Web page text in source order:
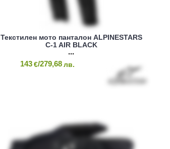
Текстилен мото панталон ALPINESTARS
C-1 AIR BLACK
143 €/279,68 лв.